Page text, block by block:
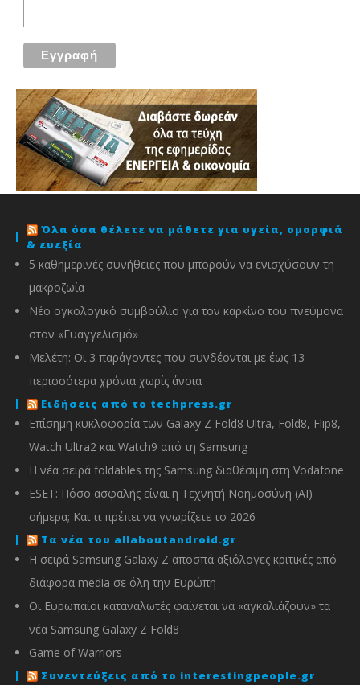
Όλα όσα θέλετε να μάθετε για υγεία, ομορφιά
& ευεξία
5 καθημερινές συνήθειες που μπορούν να ενισχύσουν τη
μακροζωία
Νέο ογκολογικό συμβούλιο για τον καρκίνο του πνεύμονα
στον «Ευαγγελισμό»
Μελέτη: Οι 3 παράγοντες που συνδέονται με έως 13
περισσότερα χρόνια χωρίς άνοια
Ειδήσεις από το techpress.gr
Επίσημη κυκλοφορία των Galaxy Z Fold8 Ultra, Fold8, Flip8,
Watch Ultra2 και Watch9 από τη Samsung
Η νέα σειρά foldables της Samsung διαθέσιμη στη Vodafone
ESET: Πόσο ασφαλής είναι η Τεχνητή Νοημοσύνη (AI)
σήμερα; Και τι πρέπει να γνωρίζετε το 2026
Τα νέα του allaboutandroid.gr
Η σειρά Samsung Galaxy Z αποσπά αξιόλογες κριτικές από
διάφορα media σε όλη την Ευρώπη
Οι Ευρωπαίοι καταναλωτές φαίνεται να «αγκαλιάζουν» τα
νέα Samsung Galaxy Z Fold8
Game of Warriors
Συνεντεύξεις από το interestingpeople.gr